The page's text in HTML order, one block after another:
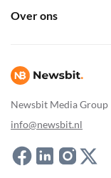
Newsbit Media Group
info@newsbit.nl
Over ons